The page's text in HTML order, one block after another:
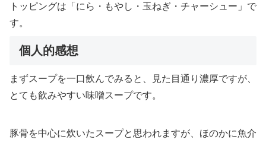
トッピングは「にら・もやし・玉ねぎ・チャーシュー」で
す。
個人的感想
まずスープを一口飲んでみると、見た目通り濃厚ですが、
とても飲みやすい味噌スープです。
豚骨を中心に炊いたスープと思われますが、ほのかに魚介